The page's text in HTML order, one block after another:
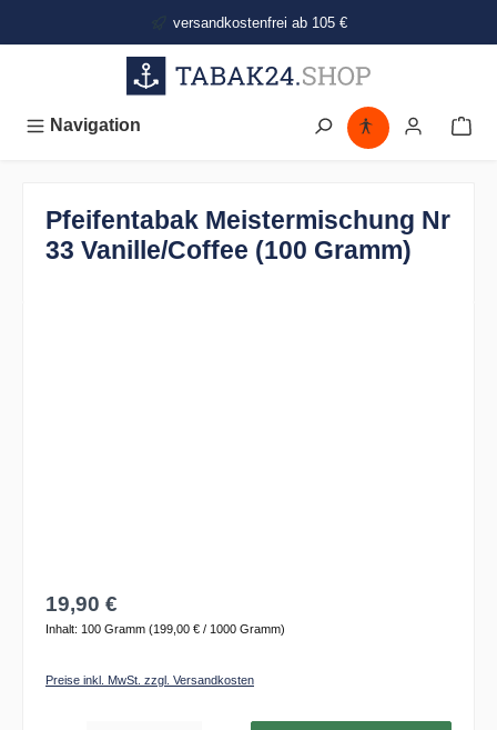
versandkostenfrei ab 105 €
Navigation
Pfeifentabak Meistermischung Nr
33 Vanille/Coffee (100 Gramm)
19,90 €
Inhalt: 100 Gramm (199,00 € / 1000 Gramm)
Preise inkl. MwSt. zzgl. Versandkosten